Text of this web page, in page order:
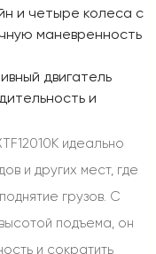
и четыре колеса с
маневренность
двигатель
и
идеально
и других мест, где
грузов. С
подъема, он
и сократить